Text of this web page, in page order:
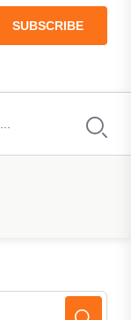
SUBSCRIBE